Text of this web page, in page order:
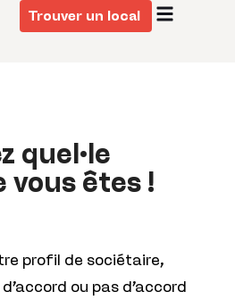
Trouver un local
quel·le
êtes !
profil de sociétaire,
ou pas d'accord